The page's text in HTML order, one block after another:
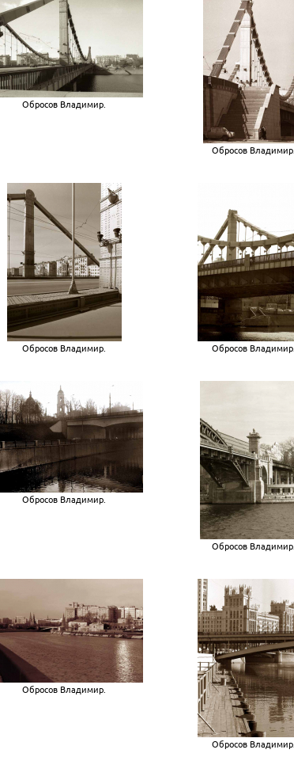
Обросов Владимир.
Обросов Владимир.
Обросов Владимир. Обросов Владимир.
Обросов Владимир.
Обросов Владимир.
Обросов Владимир.
Обросов Владимир.